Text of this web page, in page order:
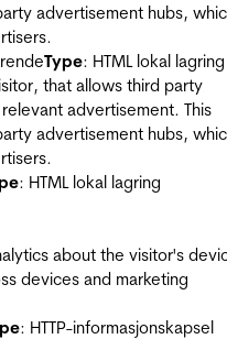
advertisement hubs,
Type: HTML lokal lagring
that allows third party
advertisement. This
advertisement hubs,
: HTML lokal lagring
about the visitor's
devices and marketing
: HTTP-informasjonskapsel